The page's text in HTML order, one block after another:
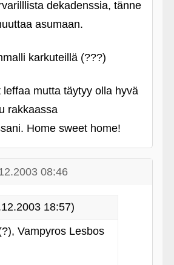
dekadenssia, tänne
asumaan.
karkuteillä (???)
leffaa mutta täytyy olla hyvä
rakkaassa
Home sweet home!
08:46
18:57)
Vampyros Lesbos